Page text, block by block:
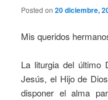
Posted on 20 diciembre,
Mis queridos
La liturgia del último
Jesús, el Hijo de
disponer el alma